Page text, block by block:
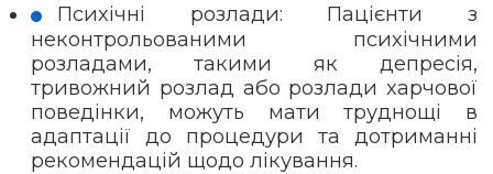
Психічні розлади: Пацієнти з
неконтрольованими психічними
розладами, такими як депресія,
тривожний розлад або розлади харчової
поведінки, можуть мати труднощі в
адаптації до процедури та дотриманні
рекомендацій щодо лікування.